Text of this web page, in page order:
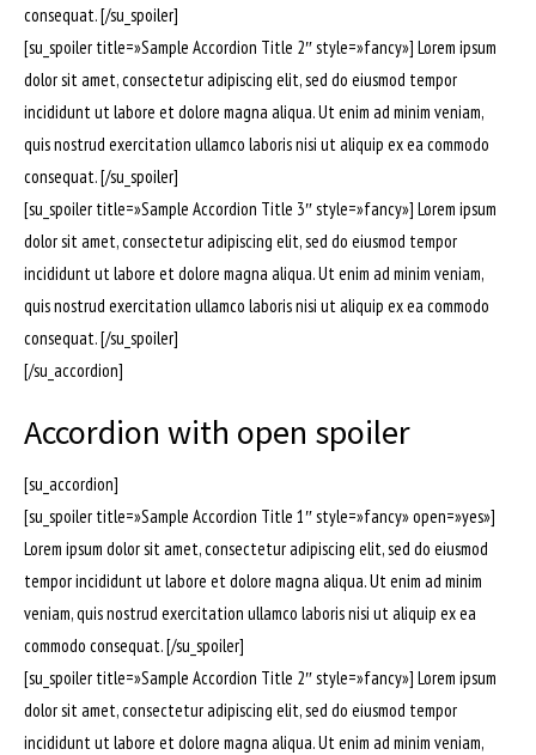
consequat. [/su_spoiler]
[su_spoiler title=»Sample Accordion Title 2″ style=»fancy»] Lorem ipsum
dolor sit amet, consectetur adipiscing elit, sed do eiusmod tempor
incididunt ut labore et dolore magna aliqua. Ut enim ad minim veniam,
quis nostrud exercitation ullamco laboris nisi ut aliquip ex ea commodo
consequat. [/su_spoiler]
[su_spoiler title=»Sample Accordion Title 3″ style=»fancy»] Lorem ipsum
dolor sit amet, consectetur adipiscing elit, sed do eiusmod tempor
incididunt ut labore et dolore magna aliqua. Ut enim ad minim veniam,
quis nostrud exercitation ullamco laboris nisi ut aliquip ex ea commodo
consequat. [/su_spoiler]
[/su_accordion]
Accordion with open spoiler
[su_accordion]
[su_spoiler title=»Sample Accordion Title 1″ style=»fancy» open=»yes»]
Lorem ipsum dolor sit amet, consectetur adipiscing elit, sed do eiusmod
tempor incididunt ut labore et dolore magna aliqua. Ut enim ad minim
veniam, quis nostrud exercitation ullamco laboris nisi ut aliquip ex ea
commodo consequat. [/su_spoiler]
[su_spoiler title=»Sample Accordion Title 2″ style=»fancy»] Lorem ipsum
dolor sit amet, consectetur adipiscing elit, sed do eiusmod tempor
incididunt ut labore et dolore magna aliqua. Ut enim ad minim veniam,